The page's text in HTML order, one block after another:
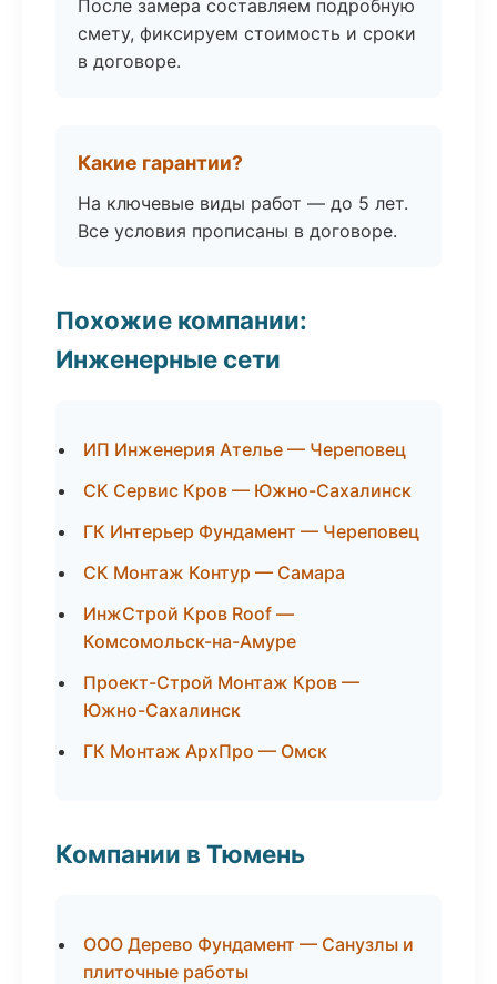
После замера составляем подробную
смету, фиксируем стоимость и сроки
в договоре.
Какие гарантии?
На ключевые виды работ — до 5 лет.
Все условия прописаны в договоре.
Похожие компании:
Инженерные сети
ИП Инженерия Ателье — Череповец
СК Сервис Кров — Южно-Сахалинск
ГК Интерьер Фундамент — Череповец
СК Монтаж Контур — Самара
ИнжСтрой Кров Roof —
Комсомольск-на-Амуре
Проект-Строй Монтаж Кров —
Южно-Сахалинск
ГК Монтаж АрхПро — Омск
Компании в Тюмень
ООО Дерево Фундамент — Санузлы и
плиточные работы